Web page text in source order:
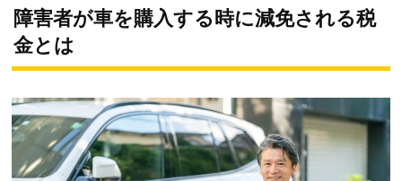
障害者が車を購入する時に減免される税
金とは